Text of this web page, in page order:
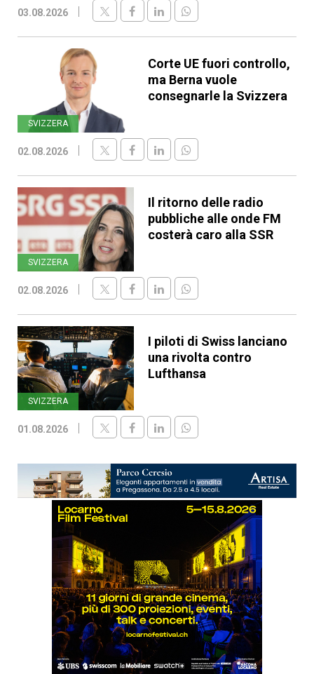
03.08.2026
SVIZZERA
Corte UE fuori controllo,
ma Berna vuole
consegnarle la Svizzera
02.08.2026
SVIZZERA
Il ritorno delle radio
pubbliche alle onde FM
costerà caro alla SSR
02.08.2026
SVIZZERA
I piloti di Swiss lanciano
una rivolta contro
Lufthansa
01.08.2026